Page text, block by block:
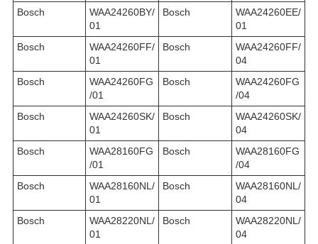
Bosch
WAA24260BY/
01
Bosch
WAA24260EE/
01
Bosch
WAA24260FF/
01
Bosch
WAA24260FF/
04
Bosch
WAA24260FG
/01
Bosch
WAA24260FG
/04
Bosch
WAA24260SK/
01
Bosch
WAA24260SK/
04
Bosch
WAA28160FG
/01
Bosch
WAA28160FG
/04
Bosch
WAA28160NL/
01
Bosch
WAA28160NL/
04
Bosch
WAA28220NL/
01
Bosch
WAA28220NL/
04